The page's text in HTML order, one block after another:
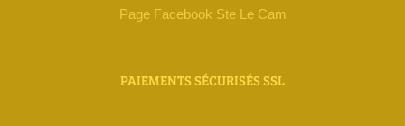
Page Facebook Ste Le Cam
PAIEMENTS SÉCURISÉS SSL